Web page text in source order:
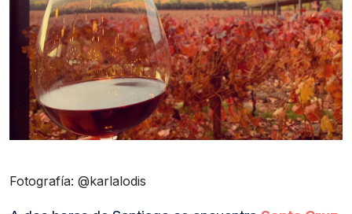
Fotografía: @karlalodis